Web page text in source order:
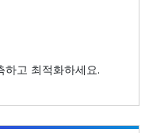
하고 최적화하세요.